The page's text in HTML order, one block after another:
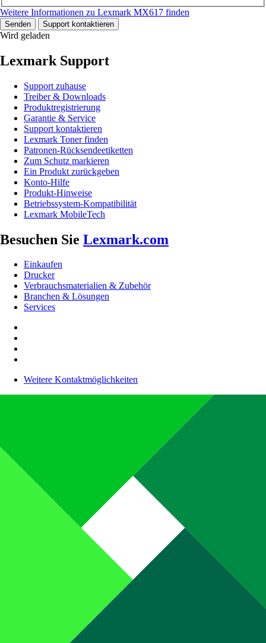
Weitere Informationen zu Lexmark MX617 finden
Senden Support kontaktieren
Wird geladen
Lexmark Support
Support zuhause
Treiber & Downloads
Produktregistrierung
Garantie & Service
Support kontaktieren
Lexmark Toner finden
Patronen-Rücksendeetiketten
Zum Schutz markieren
Ein Produkt zurückgeben
Konto-Hilfe
Produkt-Hinweise
Betriebssystem-Kompatibilität
Lexmark MobileTech
Besuchen Sie Lexmark.com
Einkaufen
Drucker
Verbrauchsmaterialien & Zubehör
Branchen & Lösungen
Services
Weitere Kontaktmöglichkeiten